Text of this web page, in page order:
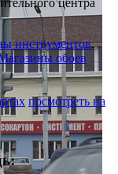
центра
инструментов,
обоев
посмотреть на